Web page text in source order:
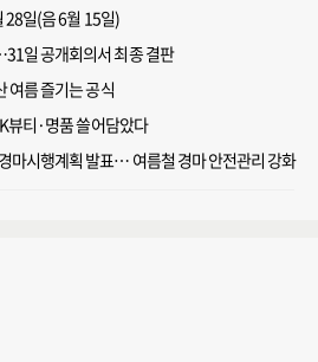
28일(음 6월 15일)
일 공개회의서 최종 결판
여름 즐기는 공식
뷰티·명품 쓸어담았다
마시행계획 발표… 여름철 경마 안전관리 강화